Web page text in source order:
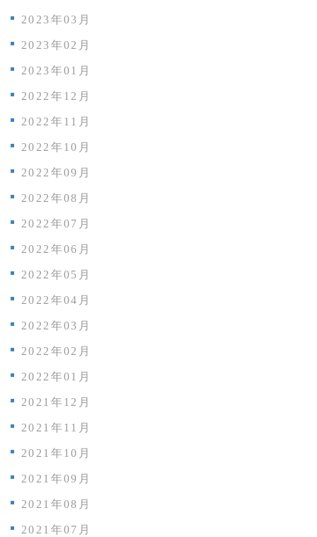
2023年03月
2023年02月
2023年01月
2022年12月
2022年11月
2022年10月
2022年09月
2022年08月
2022年07月
2022年06月
2022年05月
2022年04月
2022年03月
2022年02月
2022年01月
2021年12月
2021年11月
2021年10月
2021年09月
2021年08月
2021年07月